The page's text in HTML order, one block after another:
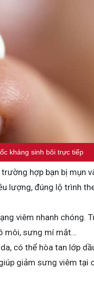
kháng sinh bôi trực tiếp
hợp bạn bị mụn
lượng, đúng lộ trình
viêm nhanh chóng.
môi, sưng mí mắt…
có thể hòa tan lớp
giảm sưng viêm tại